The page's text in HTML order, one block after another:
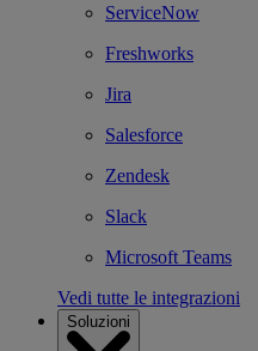
ServiceNow
Freshworks
Jira
Salesforce
Zendesk
Slack
Microsoft Teams
Vedi tutte le integrazioni
Soluzioni